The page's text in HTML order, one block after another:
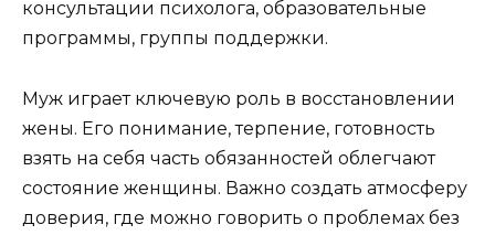
консультации психолога, образовательные
программы, группы поддержки.
Муж играет ключевую роль в восстановлении
жены. Его понимание, терпение, готовность
взять на себя часть обязанностей облегчают
состояние женщины. Важно создать атмосферу
доверия, где можно говорить о проблемах без